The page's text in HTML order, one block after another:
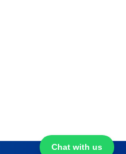
Chat with us